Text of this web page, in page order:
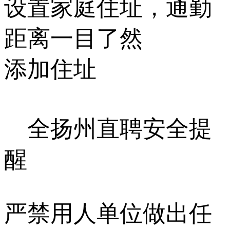
设置家庭住址，通勤
距离一目了然
添加住址
全扬州直聘安全提
醒
严禁用人单位做出任